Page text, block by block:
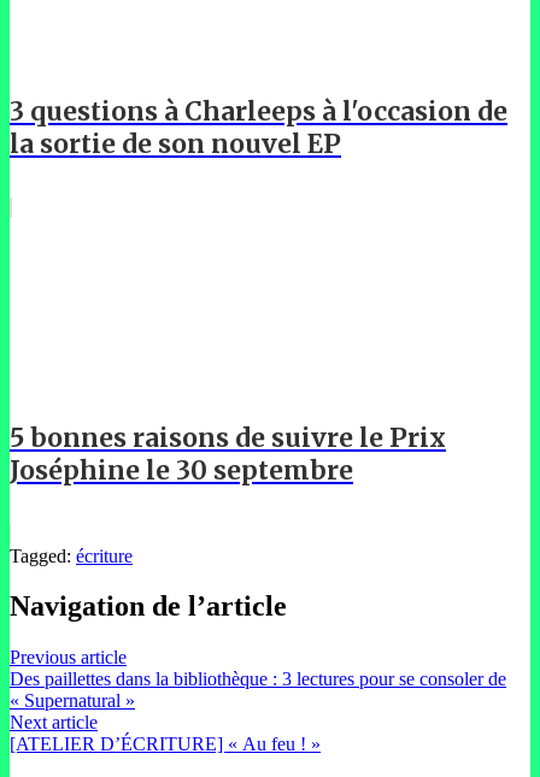
3 questions à Charleeps à l'occasion de
la sortie de son nouvel EP
5 bonnes raisons de suivre le Prix
Joséphine le 30 septembre
Tagged: écriture
Navigation de l’article
Previous article
Des paillettes dans la bibliothèque : 3 lectures pour se consoler de
« Supernatural »
Next article
[ATELIER D’ÉCRITURE] « Au feu ! »